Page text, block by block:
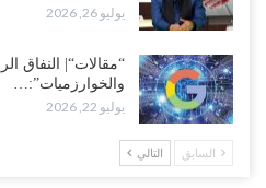
يوليو 26, 2026
“مقالات“| النفاق
والخوارزميات”:…
يوليو 22, 2026
السابق التالي